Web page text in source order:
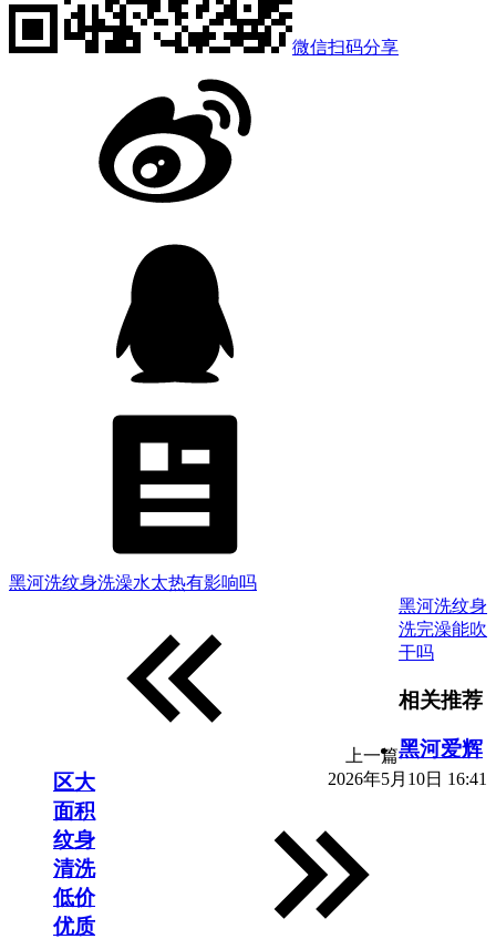
微信扫码分享
黑河洗纹身洗澡水太热有影响吗
上一篇
2026年5月10日 16:41
黑河洗纹身
洗完澡能吹
干吗
相关推荐
黑河爱辉
区大
面积
纹身
清洗
低价
优质